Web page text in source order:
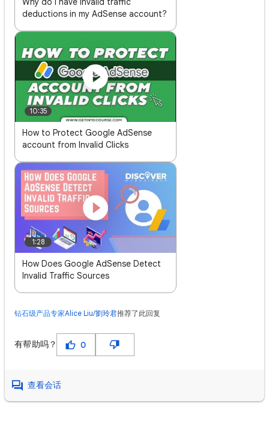
deductions in my AdSense account?
10:35
How to Protect Google AdSense
account from Invalid Clicks
1:28
How Does Google AdSense Detect
Invalid Traffic Sources
钻石级产品专家Alice Liu/劉玲君推荐了此回复
有帮助吗？ 0
查看会话